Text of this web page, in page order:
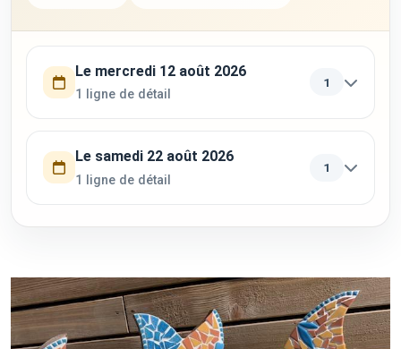
Le mercredi 12 août 2026
1 ligne de détail
1
Le samedi 22 août 2026
1 ligne de détail
1